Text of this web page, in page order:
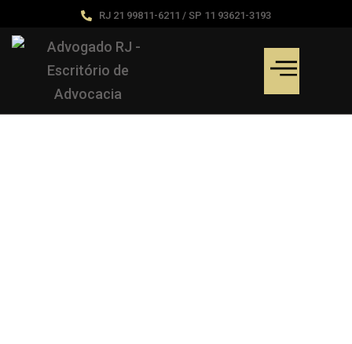
RJ 21 99811-6211 / SP 11 93621-3193